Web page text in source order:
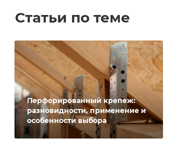
Статьи по теме
Перфорированный крепеж:
разновидности, применение и
особенности выбора